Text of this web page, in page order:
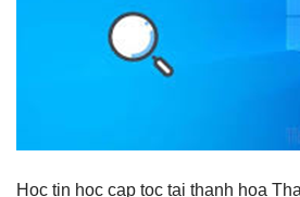
Hoc tin hoc cap toc tai thanh hoa